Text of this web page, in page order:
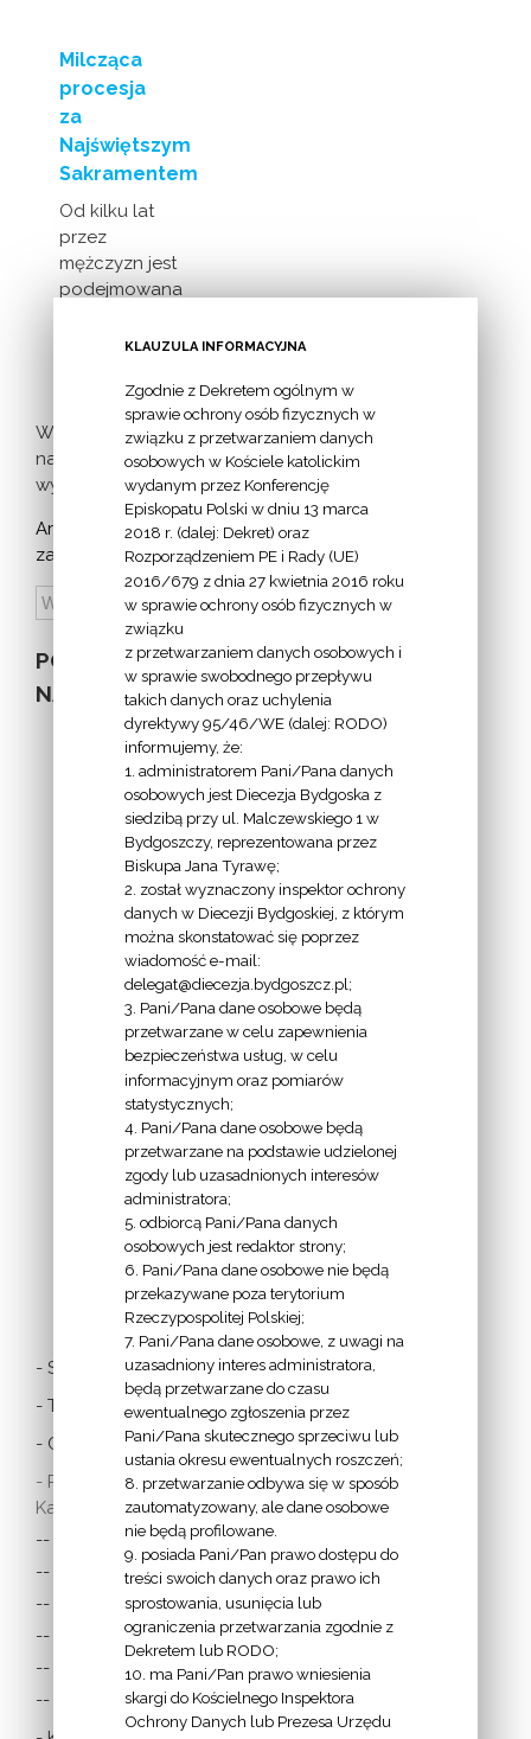
Milcząca
procesja
za
Najświętszym
Sakramentem
Od kilku lat
przez
mężczyzn jest
podejmowana
milczącej [...]
Więcej
nadchodzących
wydarzeń >
Archiwum
zapowiedzi:
POZOSTAŁE
NA STRONIE
INFORMACJE
Z
EKAI.PL:
INFORMACJE
EPISKOPATU
POLSKI:
LINKI
- Stolica Apostolska
- Twitter Papieża
- Czytania z dnia
- Polska Misja
Katolicka:
-- w Austrii
-- w Anglii i Walii
-- w Irlandii
-- we Francji
-- w Niemczech
-- w Szkocji
KLAUZULA INFORMACYJNA
Zgodnie z Dekretem ogólnym w
sprawie ochrony osób fizycznych w
związku z przetwarzaniem danych
osobowych w Kościele katolickim
wydanym przez Konferencję
Episkopatu Polski w dniu 13 marca
2018 r. (dalej: Dekret) oraz
Rozporządzeniem PE i Rady (UE)
2016/679 z dnia 27 kwietnia 2016 roku
w sprawie ochrony osób fizycznych w
związku
z przetwarzaniem danych osobowych i
w sprawie swobodnego przepływu
takich danych oraz uchylenia
dyrektywy 95/46/WE (dalej: RODO)
informujemy, że:
1. administratorem Pani/Pana danych
osobowych jest Diecezja Bydgoska z
siedzibą przy ul. Malczewskiego 1 w
Bydgoszczy, reprezentowana przez
Biskupa Jana Tyrawę;
2. został wyznaczony inspektor ochrony
danych w Diecezji Bydgoskiej, z którym
można skonstatować się poprzez
wiadomość e-mail:
delegat@diecezja.bydgoszcz.pl;
3. Pani/Pana dane osobowe będą
przetwarzane w celu zapewnienia
bezpieczeństwa usług, w celu
informacyjnym oraz pomiarów
statystycznych;
4. Pani/Pana dane osobowe będą
przetwarzane na podstawie udzielonej
zgody lub uzasadnionych interesów
administratora;
5. odbiorcą Pani/Pana danych
osobowych jest redaktor strony;
6. Pani/Pana dane osobowe nie będą
przekazywane poza terytorium
Rzeczypospolitej Polskiej;
7. Pani/Pana dane osobowe, z uwagi na
uzasadniony interes administratora,
będą przetwarzane do czasu
ewentualnego zgłoszenia przez
Pani/Pana skutecznego sprzeciwu lub
ustania okresu ewentualnych roszczeń;
8. przetwarzanie odbywa się w sposób
zautomatyzowany, ale dane osobowe
nie będą profilowane.
9. posiada Pani/Pan prawo dostępu do
treści swoich danych oraz prawo ich
sprostowania, usunięcia lub
ograniczenia przetwarzania zgodnie z
Dekretem lub RODO;
10. ma Pani/Pan prawo wniesienia
skargi do Kościelnego Inspektora
Ochrony Danych lub Prezesa Urzędu